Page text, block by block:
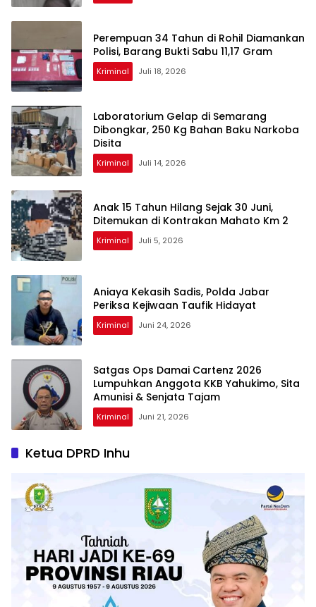
Perempuan 34 Tahun di Rohil Diamankan
Polisi, Barang Bukti Sabu 11,17 Gram
Kriminal Juli 18, 2026
Laboratorium Gelap di Semarang
Dibongkar, 250 Kg Bahan Baku Narkoba
Disita
Kriminal Juli 14, 2026
Anak 15 Tahun Hilang Sejak 30 Juni,
Ditemukan di Kontrakan Mahato Km 2
Kriminal Juli 5, 2026
Aniaya Kekasih Sadis, Polda Jabar
Periksa Kejiwaan Taufik Hidayat
Kriminal Juni 24, 2026
Satgas Ops Damai Cartenz 2026
Lumpuhkan Anggota KKB Yahukimo, Sita
Amunisi & Senjata Tajam
Kriminal Juni 21, 2026
Ketua DPRD Inhu